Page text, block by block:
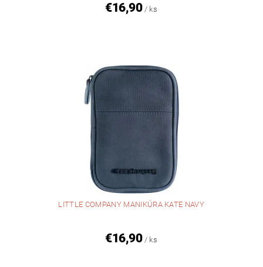
€16,90 / ks
LITTLE COMPANY MANIKÚRA KATE NAVY
€16,90 / ks